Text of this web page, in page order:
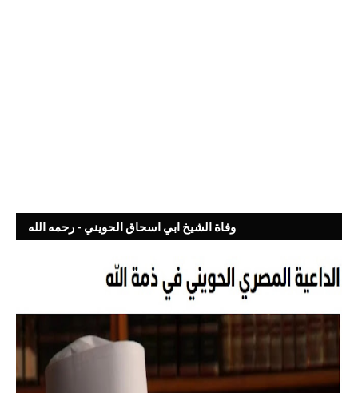
وفاة الشيخ ابي اسحاق الحويني - رحمه الله